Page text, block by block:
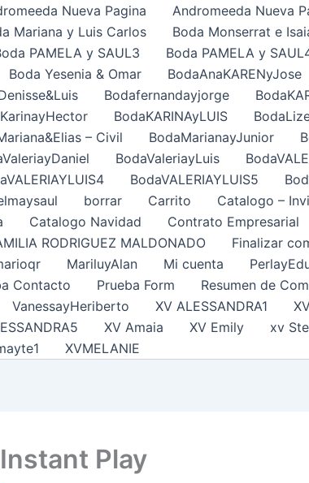
Nueva Pagina Andromeeda Nueva
Mariana y Luis Carlos Boda Monserrat e
PAMELA y SAUL3 Boda PAMELA y
Boda Yesenia & Omar BodaAnaKARENyJose
Bodafernandayjorge
BodaKARINAyLUIS
– Civil BodaMarianayJunior
BodaValeriayLuis
BodaVALERIAYLUIS5
borrar Carrito Catalogo –
Catalogo Navidad Contrato Empresarial
RODRIGUEZ MALDONADO Finalizar
MariluyAlan Mi cuenta
Contacto Prueba Form Resumen de
VanessayHeriberto XV ALESSANDRA1
XV Amaia XV Emily xv
XVMELANIE
Play